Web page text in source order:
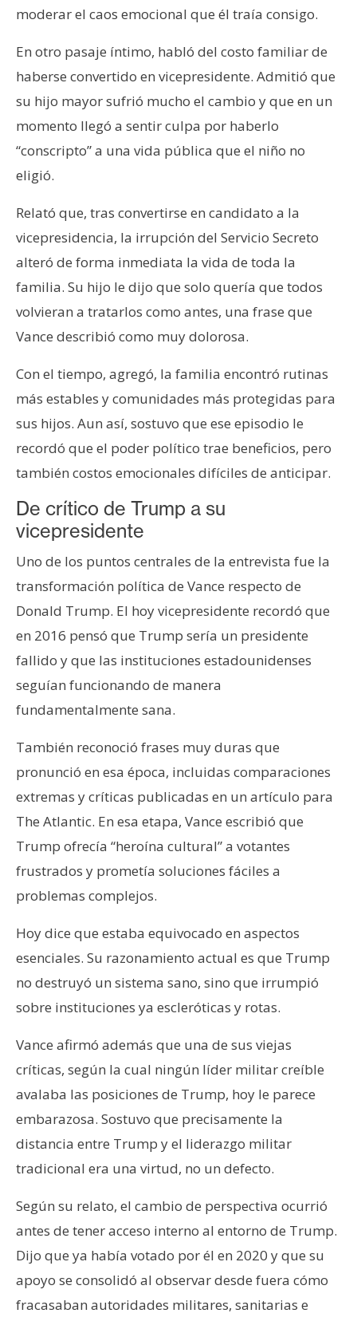
moderar el caos emocional que él traía consigo.
En otro pasaje íntimo, habló del costo familiar de
haberse convertido en vicepresidente. Admitió que
su hijo mayor sufrió mucho el cambio y que en un
momento llegó a sentir culpa por haberlo
“conscripto” a una vida pública que el niño no
eligió.
Relató que, tras convertirse en candidato a la
vicepresidencia, la irrupción del Servicio Secreto
alteró de forma inmediata la vida de toda la
familia. Su hijo le dijo que solo quería que todos
volvieran a tratarlos como antes, una frase que
Vance describió como muy dolorosa.
Con el tiempo, agregó, la familia encontró rutinas
más estables y comunidades más protegidas para
sus hijos. Aun así, sostuvo que ese episodio le
recordó que el poder político trae beneficios, pero
también costos emocionales difíciles de anticipar.
De crítico de Trump a su
vicepresidente
Uno de los puntos centrales de la entrevista fue la
transformación política de Vance respecto de
Donald Trump. El hoy vicepresidente recordó que
en 2016 pensó que Trump sería un presidente
fallido y que las instituciones estadounidenses
seguían funcionando de manera
fundamentalmente sana.
También reconoció frases muy duras que
pronunció en esa época, incluidas comparaciones
extremas y críticas publicadas en un artículo para
The Atlantic. En esa etapa, Vance escribió que
Trump ofrecía “heroína cultural” a votantes
frustrados y prometía soluciones fáciles a
problemas complejos.
Hoy dice que estaba equivocado en aspectos
esenciales. Su razonamiento actual es que Trump
no destruyó un sistema sano, sino que irrumpió
sobre instituciones ya escleróticas y rotas.
Vance afirmó además que una de sus viejas
críticas, según la cual ningún líder militar creíble
avalaba las posiciones de Trump, hoy le parece
embarazosa. Sostuvo que precisamente la
distancia entre Trump y el liderazgo militar
tradicional era una virtud, no un defecto.
Según su relato, el cambio de perspectiva ocurrió
antes de tener acceso interno al entorno de Trump.
Dijo que ya había votado por él en 2020 y que su
apoyo se consolidó al observar desde fuera cómo
fracasaban autoridades militares, sanitarias e